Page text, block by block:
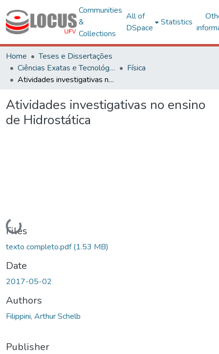
Communities
&
Collections
All of
DSpace
Statistics
Home
Teses e Dissertações
Ciências Exatas e Tecnológicas
Física
Atividades investigativas no ensino de Hidrostática
Atividades investigativas no ensino
de Hidrostática
Loading...
Files
texto completo.pdf(1.53 MB)
Date
2017-05-02
Authors
Filippini, Arthur Schelb
Publisher